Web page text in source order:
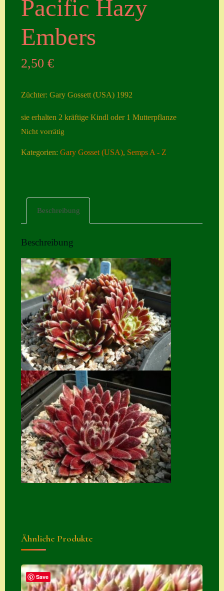
Neuheiten
rung
Heuffelii’s
Hostas
Impressum
Kasse
Kontakt
Mein Konto
Naturformen
S. x nixonii
Semps die ich
suche
Semps von A – Z
Shop
Suche
Sue Thomas
Warenkorb
Warenkorb
Pacific Hazy
Embers
2,50€
Züchter: Gary Gossett (USA) 1992
sie erhalten 2 kräftige Kindl oder 1 Mutterpflanze
Nicht vorrätig
Kategorien:Gary Gosset (USA), Semps A - Z
Beschreibung
Beschreibung
Ähnliche Produkte
Save